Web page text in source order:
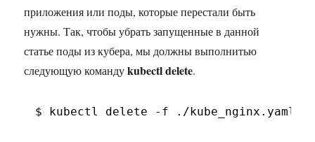
приложения или поды, которые перестали быть
нужны. Так, чтобы убрать запущенные в данной
статье поды из кубера, мы должны выполнитью
следующую командуkubectl delete.
$ kubectl delete -f . /kube_nginx .yaml